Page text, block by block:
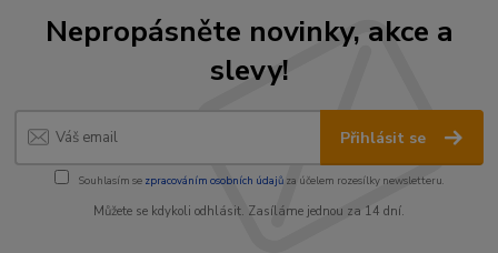
Nepropásněte novinky, akce a
slevy!
Přihlásit se
Souhlasím se zpracováním osobních údajůza účelem rozesílky newsletteru.
Můžete se kdykoli odhlásit. Zasíláme jednou za 14 dní.